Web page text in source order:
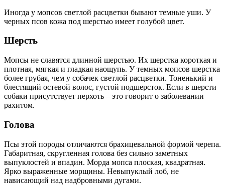
Иногда у мопсов светлой расцветки бывают темные уши. У
черных псов кожа под шерстью имеет голубой цвет.
Шерсть
Мопсы не славятся длинной шерстью. Их шерстка короткая и
плотная, мягкая и гладкая наощупь. У темных мопсов шерстка
более грубая, чем у собачек светлой расцветки. Тоненький и
блестящий остевой волос, густой подшерсток. Если в шерсти
собаки присутствует перхоть – это говорит о заболевании
рахитом.
Голова
Псы этой породы отличаются брахицевальной формой черепа.
Габаритная, скругленная голова без сильно заметных
выпуклостей и впадин. Морда мопса плоская, квадратная.
Ярко выраженные морщины. Невыпуклый лоб, не
нависающий над надбровными дугами.